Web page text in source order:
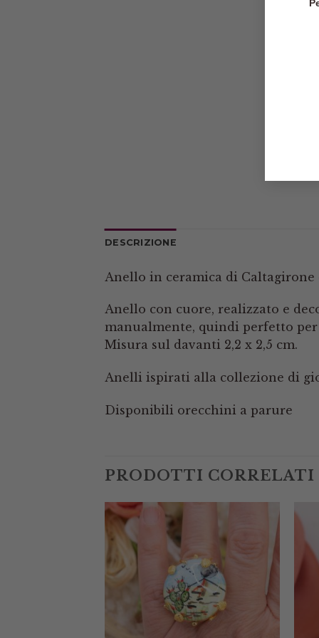
DESCRIZIONE
Anello in ceramica di Caltagirone
Anello con cuore, realizzato e
manualmente, quindi perfetto
Misura sul davanti 2,2 x 2,5 cm.
Anelli ispirati alla collezione di
Disponibili orecchini a parure
PRODOTTI CORRELATI